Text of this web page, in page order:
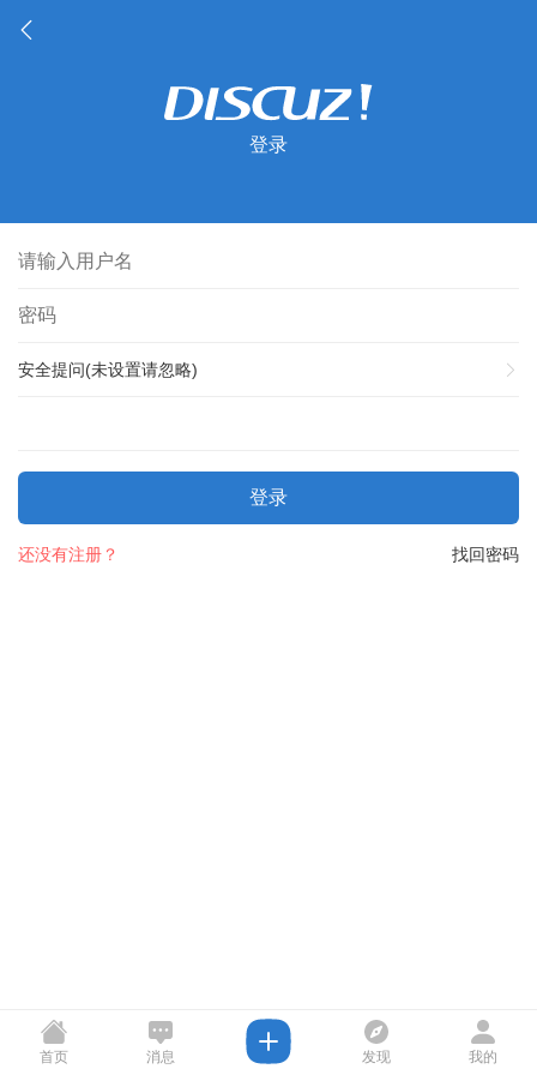
登录
安全提问(未设置请忽略)
登录
找回密码
还没有注册？
首页 消息 发现 我的